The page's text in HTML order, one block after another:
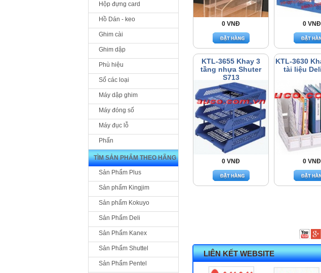
Hộp đựng card
Hồ Dán - keo
Ghim cài
Ghim dập
Phù hiệu
Sổ các loại
Máy dập ghim
Máy đóng số
Máy đục lỗ
Phấn
TÌM SẢN PHẨM THEO HÃNG
Sản Phẩm Plus
Sản phẩm Kingjim
Sản phẩm Kokuyo
Sản Phẩm Deli
Sản Phẩm Kanex
Sản Phẩm Shuttel
Sản Phẩm Pentel
0 VNĐ 0 VNĐ
KTL-3655 Khay 3
tầng nhựa Shuter
S713
0 VNĐ
KTL-3630
tài liệu
0 VNĐ
LIÊN KẾT WEBSITE